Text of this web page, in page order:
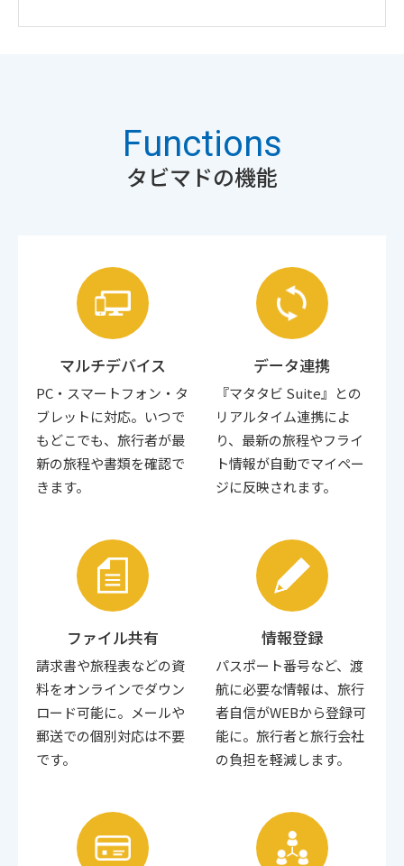
Functions
タビマドの機能
マルチデバイス
PC・スマートフォン・タ
ブレットに対応。いつで
もどこでも、旅行者が最
新の旅程や書類を確認で
きます。
データ連携
『マタタビ Suite』との
リアルタイム連携によ
り、最新の旅程やフライ
ト情報が自動でマイペー
ジに反映されます。
ファイル共有
請求書や旅程表などの資
料をオンラインでダウン
ロード可能に。メールや
郵送での個別対応は不要
です。
情報登録
パスポート番号など、渡
航に必要な情報は、旅行
者自信がWEBから登録可
能に。旅行者と旅行会社
の負担を軽減します。